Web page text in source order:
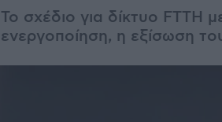
Το σχέδιο για δίκτυο FTTH
ενεργοποίηση, η εξίσωση